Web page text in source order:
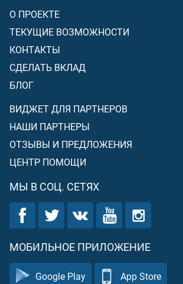
О ПРОЕКТЕ
ТЕКУЩИЕ ВОЗМОЖНОСТИ
КОНТАКТЫ
СДЕЛАТЬ ВКЛАД
БЛОГ
ВИДЖЕТ ДЛЯ ПАРТНЕРОВ
НАШИ ПАРТНЕРЫ
ОТЗЫВЫ И ПРЕДЛОЖЕНИЯ
ЦЕНТР ПОМОЩИ
МЫ В СОЦ. СЕТЯХ
МОБИЛЬНОЕ ПРИЛОЖЕНИЕ
Google Play App Store